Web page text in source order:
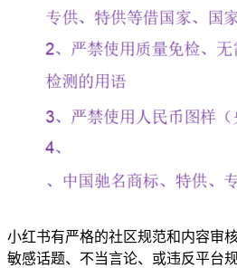
小红书有严格的社区规范和内容审
敏感话题、不当言论、或违反平台